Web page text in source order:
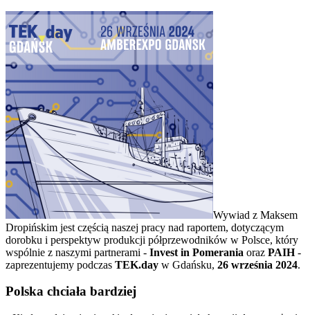
Wywiad z Maksem
Dropińskim jest częścią naszej pracy nad raportem, dotyczącym
dorobku i perspektyw produkcji półprzewodników w Polsce, który
wspólnie z naszymi partnerami - Invest in Pomerania oraz PAIH-
zaprezentujemy podczas TEK.day w Gdańsku, 26 września 2024.
Polska chciała bardziej